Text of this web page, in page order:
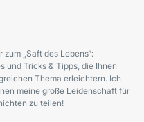
„Saft des Lebens“:
und Tricks & Tipps, die Ihnen
Thema erleichtern. Ich
meine große Leidenschaft für
zu teilen!